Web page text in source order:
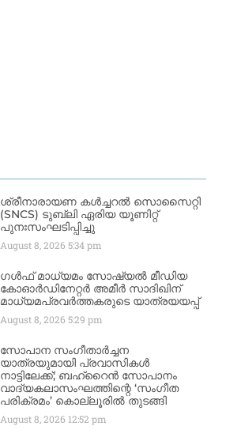
ശ്രീനാരായണ കൾച്ചറൽ സൊസൈറ്റി
(SNCS) ടുബ്ലി ഏരിയ യൂണിറ്റ്
പുനഃസംഘടിപ്പിച്ചു
August 8, 20265:34 pm
ഗൾഫ് മാധ്യമം സോഷ്യൽ മീഡിയ
കോഓർഡിനേറ്റർ അമീർ സാദിഖിന്
മാധ്യമപ്രവർത്തകരുടെ യാത്രയയപ്പ്
August 8, 20265:29 pm
സോപാന സംഗീതാർച്ചന
യാത്രയുമായി പ്രവാസികൾ
നാട്ടിലേക്ക്; ബഹ്‌റൈൻ സോപാനം
വാദ്യകലാസംഘത്തിന്റെ ‘സംഗീത
പരിക്രമം’ കൊല്ലൂരിൽ തുടങ്ങി
August 8, 2026 12:52 pm